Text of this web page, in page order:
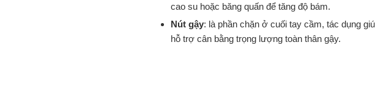
cao su hoặc băng quấn để tăng độ bám.
Nút gậy: là phần chặn ở cuối tay cầm, tác dụng
hỗ trợ cân bằng trọng lượng toàn thân gậy.